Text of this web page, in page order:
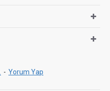
- Yorum Yap